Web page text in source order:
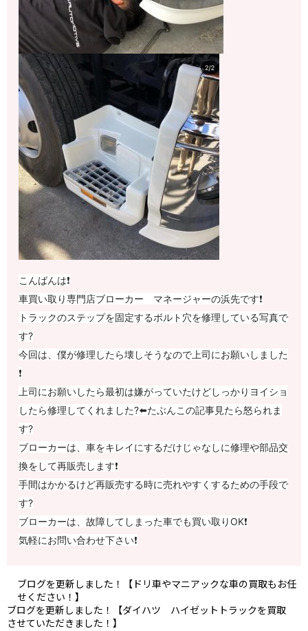
こんばんは❗️
車買い取り専門店ブローカー マネージャーの浜先です❗️
トラックのステップを固定するボルト穴を修理している写真で
す?
今回は、僕が修理したら壊しそうなので上司にお願いしました
❗️
上司にお願いしたら最初は嫌がっていたけどしっかりヨイショ
したら修理してくれました?⬅️たぶんこの記事見たら怒られま
す?
ブローカーは、車をキレイにするだけじゃなしに修理や部品交
換をして再販売します❗️
手間はかかるけど再販売する時に売れやすくするための手段で
す?
ブローカーは、故障してしまった車でも買い取りOK❗️
気軽にお問い合わせ下さい❗️
ブログを更新しました！【ドリ車やマニアックな車の買取もお任
せください！】
ブログを更新しました！【ダイハツ ハイゼットトラックを買取
させていただきました！】